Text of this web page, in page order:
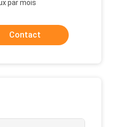
par mois
Contact